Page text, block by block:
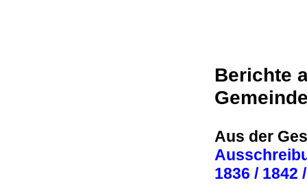
Berichte
Aus der
1836 / 1842